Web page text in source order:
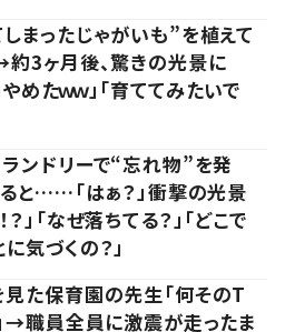
まったじゃがいも”を植えて
3ヶ月後、驚きの光景に
めたｗｗ」「育ててみたいで
ランドリーで“忘れ物”を発
と……「はぁ？」衝撃の光景
？」「なぜ落ちてる？」「どこで
気づくの？」
た保育園の先生「何そのT
」→職員全員に激震が走ったま